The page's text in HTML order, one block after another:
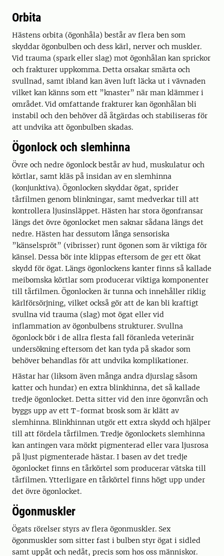
Orbita
Hästens orbita (ögonhåla) består av flera ben som
skyddar ögonbulben och dess kärl, nerver och muskler.
Vid trauma (spark eller slag) mot ögonhålan kan sprickor
och frakturer uppkomma. Detta orsakar smärta och
svullnad, samt ibland kan även luft läcka ut i vävnaden
vilket kan känns som ett ”knaster” när man klämmer i
området. Vid omfattande frakturer kan ögonhålan bli
instabil och den behöver då åtgärdas och stabiliseras för
att undvika att ögonbulben skadas.
Ögonlock och slemhinna
Övre och nedre ögonlock består av hud, muskulatur och
körtlar, samt kläs på insidan av en slemhinna
(konjunktiva). Ögonlocken skyddar ögat, sprider
tårfilmen genom blinkningar, samt medverkar till att
kontrollera ljusinsläppet. Hästen har stora ögonfransar
längs det övre ögonlocket men saknar sådana längs det
nedre. Hästen har dessutom långa sensoriska
”känselspröt” (vibrisser) runt ögonen som är viktiga för
känsel. Dessa bör inte klippas eftersom de ger ett ökat
skydd för ögat. Längs ögonlockens kanter finns så kallade
meibomska körtlar som producerar viktiga komponenter
till tårfilmen. Ögonlocken är tunna och innehåller riklig
kärlförsörjning, vilket också gör att de kan bli kraftigt
svullna vid trauma (slag) mot ögat eller vid
inflammation av ögonbulbens strukturer. Svullna
ögonlock bör i de allra flesta fall föranleda veterinär
undersökning eftersom det kan tyda på skador som
behöver behandlas för att undvika komplikationer.
Hästar har (liksom även många andra djurslag såsom
katter och hundar) en extra blinkhinna, det så kallade
tredje ögonlocket. Detta sitter vid den inre ögonvrån och
byggs upp av ett T-format brosk som är klätt av
slemhinna. Blinkhinnan utgör ett extra skydd och hjälper
till att fördela tårfilmen. Tredje ögonlockets slemhinna
kan antingen vara mörkt pigmenterad eller vara ljusrosa
på ljust pigmenterade hästar. I basen av det tredje
ögonlocket finns en tårkörtel som producerar vätska till
tårfilmen. Ytterligare en tårkörtel finns högt upp under
det övre ögonlocket.
Ögonmuskler
Ögats rörelser styrs av flera ögonmuskler. Sex
ögonmuskler som sitter fast i bulben styr ögat i sidled
samt uppåt och nedåt, precis som hos oss människor.